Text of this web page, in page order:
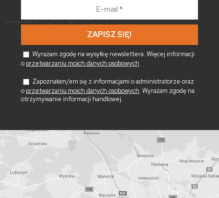
*
Wyrażam zgodę na wysyłkę newslettera. Więcej informacji
o przetwarzaniu moich danych osobowych
Zapoznałam/em się z informacjami o administratorze oraz
o przetwarzaniu moich danych osobowych. Wyrażam zgodę na
otrzymywanie informacji handlowej.